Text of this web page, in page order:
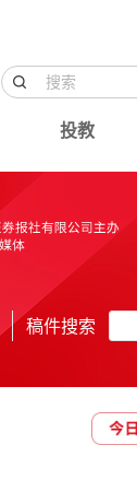
投教
稿件搜索